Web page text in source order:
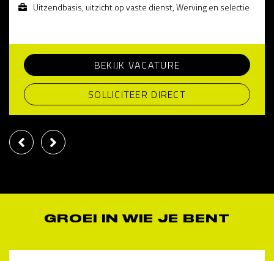
Uitzendbasis, uitzicht op vaste dienst, Werving en selectie
BEKIJK VACATURE
SOLLICITEER DIRECT
GROEI IN WIE JE BENT